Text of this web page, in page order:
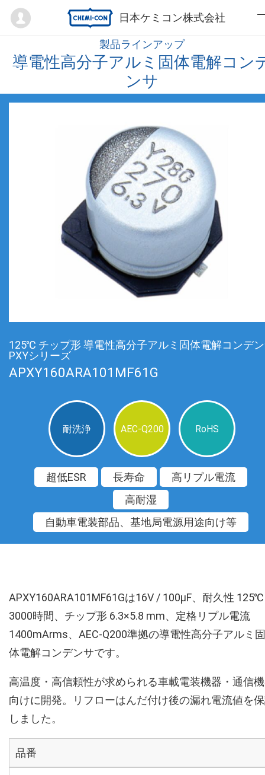
日本ケミコン株式会社
Mypage
製品ラインアップ
導電性高分子アルミ固体電解コン
ンサ
125℃ チップ形 導電性高分子アルミ固体電解コンデ
PXYシリーズ
APXY160ARA101MF61G
耐洗浄 AEC-Q200 RoHS
超低ESR 長寿命
高リプル電流
高耐湿
自動車電装部品、基地局電源用途向け等
APXY160ARA101MF61Gは16V / 100µF、耐久性 125℃
3000時間、チップ形 6.3×5.8 mm、定格リプル電流
1400mArms、AEC-Q200準拠の導電性高分子アルミ固
体電解コンデンサです。
高温度・高信頼性が求められる車載電装機器・通信
向けに開発。リフローはんだ付け後の漏れ電流値を
しました。
品番